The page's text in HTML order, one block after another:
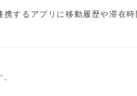
するアプリに移動履歴や滞在時